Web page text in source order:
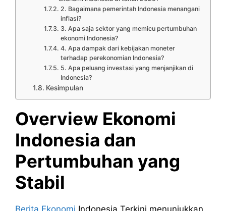
2. Bagaimana pemerintah Indonesia menangani
inflasi?
3. Apa saja sektor yang memicu pertumbuhan
ekonomi Indonesia?
4. Apa dampak dari kebijakan moneter
terhadap perekonomian Indonesia?
5. Apa peluang investasi yang menjanjikan di
Indonesia?
Kesimpulan
Overview Ekonomi
Indonesia dan
Pertumbuhan yang
Stabil